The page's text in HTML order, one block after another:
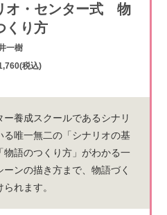
オ・センター式 物
くり方
一樹
税込)
養成スクールであるシナリ
る唯一無二の「シナリオの基
語のつくり方」がわかる一
ンの描き方まで、物語づく
れます。